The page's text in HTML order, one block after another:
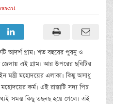
আদর্শ গ্রাম। শত বছরের পুরনু ও
জেলায় এই গ্রাম। আর উপরের ছবিটির
মন্ত্রী মহোদয়ের এলাকা। কিছু অসাধু
কর্ম। এই রাস্তাটি সদ্য পিচ
সমস্ত কিছু তছনছ হয়ে গেলে। এই